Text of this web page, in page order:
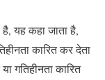
यह कहा जाता है,
कारित कर देता
गतिहीनता कारित